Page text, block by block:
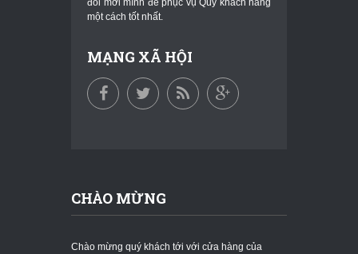
đổi mới mình để phục vụ Qúy khách hàng
một cách tốt nhất.
MẠNG XÃ HỘI
CHÀO MỪNG
Chào mừng quý khách tới với cửa hàng của